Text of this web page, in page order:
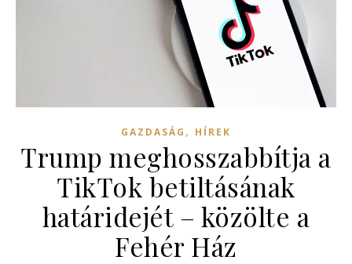
GAZDASÁG , HÍREK
Trump meghosszabbítja a
TikTok betiltásának
határidejét – közölte a
Fehér Ház